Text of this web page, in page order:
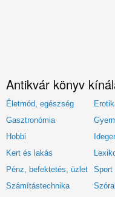
Antikvár könyv
Életmód, egészség
Gasztronómia
Hobbi
Kert és lakás
Pénz, befektetés, üzlet
Sport
Számítástechnika